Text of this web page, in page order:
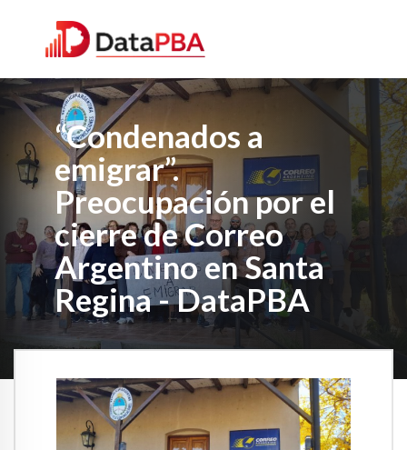
“Condenados a
emigrar”.
Preocupación por el
cierre de Correo
Argentino en Santa
Regina - DataPBA